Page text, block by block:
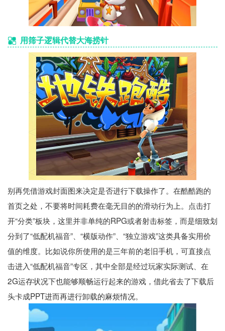
用筛子逻辑代替大海捞针
别再凭借游戏封面图来决定是否进行下载操作了。在酷酷跑的
首页之处，不要将时间耗费在毫无目的的滑动行为上。点击打
开“分类”板块，这里并非单纯的RPG或者射击标签，而是细致划
分到了“低配机福音”、“横版动作”、“独立游戏”这类具备实用价
值的维度。比如说你所使用的是三年前的老旧手机，可直接点
击进入“低配机福音”专区，其中全部是经过玩家实际测试、在
2G运存状况下也能够顺畅运行起来的游戏，借此省去了下载后
头卡成PPT进而再进行卸载的麻烦情况。